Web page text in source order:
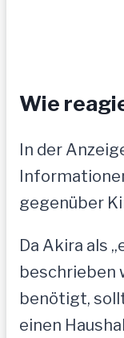
Wie
In der
gegenüber
Da Akira als
beschrieben
benötigt,
einen